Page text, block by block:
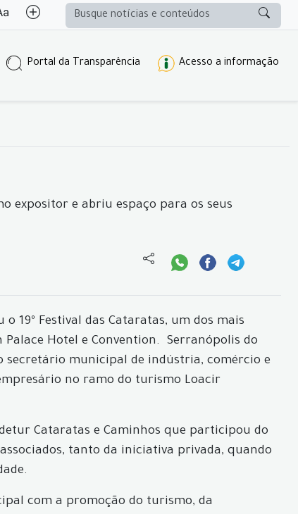
Portal da Transparência Acesso a informação
expositor e abriu espaço para os seus
19º Festival das Cataratas, um dos mais
Hotel e Convention. Serranópolis do
secretário municipal de indústria, comércio e
no ramo do turismo Loacir
Cataratas e Caminhos que participou do
tanto da iniciativa privada, quando
com a promoção do turismo, da